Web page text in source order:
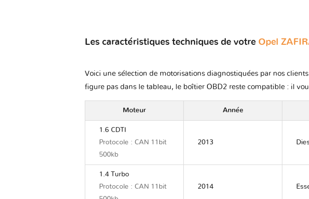
Les caractéristiques techniques de votre Opel
Voici une sélection de motorisations diagnostiquées par nos
figure pas dans le tableau, le boîtier OBD2 reste compatible : il
Moteur Année
1.6 CDTI
Protocole : CAN 11bit
500kb
2013
1.4 Turbo
Protocole : CAN 11bit
2014